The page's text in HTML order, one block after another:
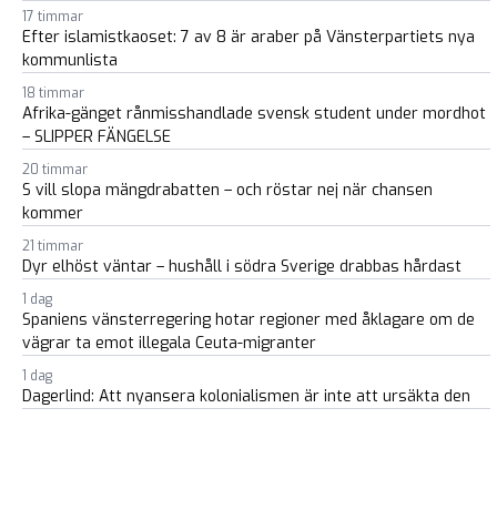
17 timmar
Efter islamistkaoset: 7 av 8 är araber på Vänsterpartiets nya
kommunlista
18 timmar
Afrika-gänget rånmisshandlade svensk student under mordhot
– SLIPPER FÄNGELSE
20 timmar
S vill slopa mängdrabatten – och röstar nej när chansen
kommer
21 timmar
Dyr elhöst väntar – hushåll i södra Sverige drabbas hårdast
1 dag
Spaniens vänsterregering hotar regioner med åklagare om de
vägrar ta emot illegala Ceuta-migranter
1 dag
Dagerlind: Att nyansera kolonialismen är inte att ursäkta den